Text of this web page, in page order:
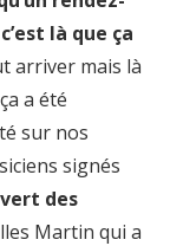
là que ça
arriver mais là
a été
sur nos
signés
des
Martin qui a